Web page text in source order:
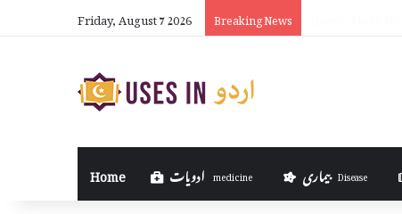
Friday, August 7 2026 Breaking News
Home medicine بیماری Disease